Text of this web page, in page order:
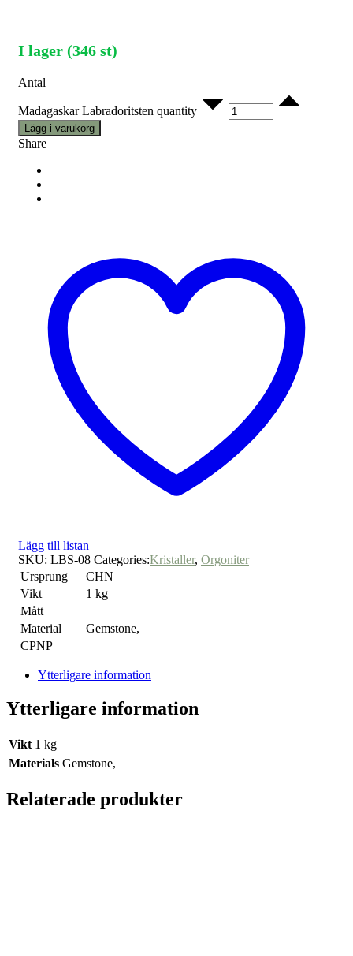
I lager (346 st)
Antal
Madagaskar Labradoritsten quantity
Lägg i varukorg
Share
Lägg till listan
SKU: LBS-08 Categories:Kristaller, Orgoniter
Ursprung
CHN
Vikt
1 kg
Mått
Material
Gemstone,
CPNP
Ytterligare information
Ytterligare information
Vikt 1 kg
Materials Gemstone,
Relaterade produkter